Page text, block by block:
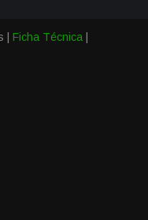
| Ficha Técnica